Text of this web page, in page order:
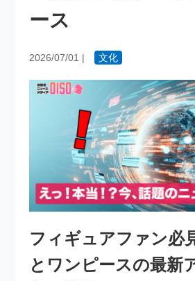
ース
2026/07/01 | 文化
フィギュアファン必
とワンピースの最新